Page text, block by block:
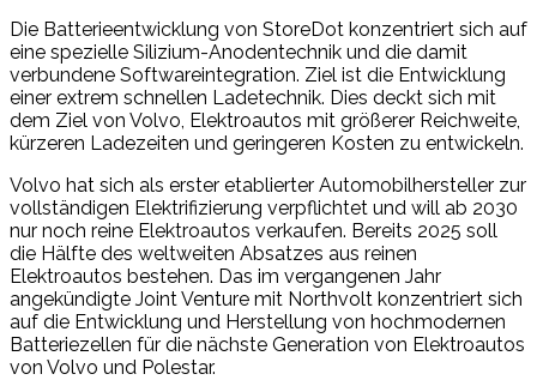
Die Batterieentwicklung von StoreDot konzentriert sich auf
eine spezielle Silizium-Anodentechnik und die damit
verbundene Softwareintegration. Ziel ist die Entwicklung
einer extrem schnellen Ladetechnik. Dies deckt sich mit
dem Ziel von Volvo, Elektroautos mit größerer Reichweite,
kürzeren Ladezeiten und geringeren Kosten zu entwickeln.
Volvo hat sich als erster etablierter Automobilhersteller zur
vollständigen Elektrifizierung verpflichtet und will ab 2030
nur noch reine Elektroautos verkaufen. Bereits 2025 soll
die Hälfte des weltweiten Absatzes aus reinen
Elektroautos bestehen. Das im vergangenen Jahr
angekündigte Joint Venture mit Northvolt konzentriert sich
auf die Entwicklung und Herstellung von hochmodernen
Batteriezellen für die nächste Generation von Elektroautos
von Volvo und Polestar.